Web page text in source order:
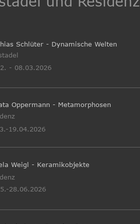
Schlüter - Dynamische Welten
- 08.03.2026
Weigl - Keramikobjekte
28.06.2026
Oppermann - Metamorphosen
19.04.2026